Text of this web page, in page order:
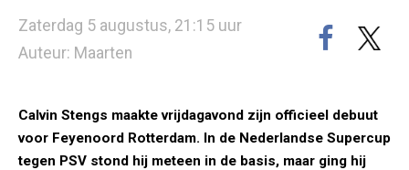
Zaterdag 5 augustus, 21:15 uur
Auteur: Maarten
Calvin Stengs maakte vrijdagavond zijn officieel debuut
voor Feyenoord Rotterdam. In de Nederlandse Supercup
tegen PSV stond hij meteen in de basis, maar ging hij